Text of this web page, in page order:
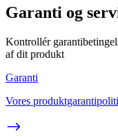
Garanti og
Kontrollér
af dit produkt
Garanti
Vores